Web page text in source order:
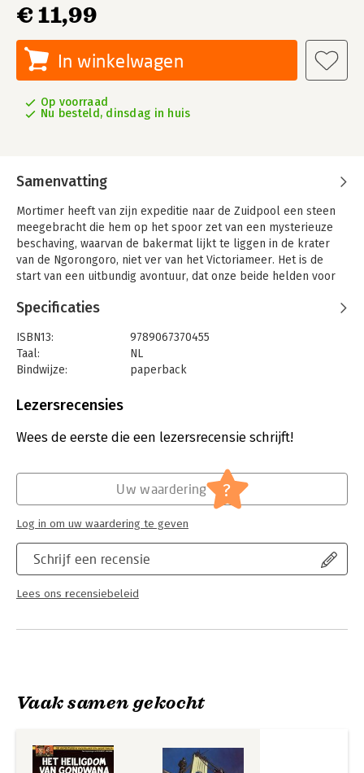
€ 11,99
In winkelwagen
Op voorraad
Nu besteld, dinsdag in huis
Samenvatting
Mortimer heeft van zijn expeditie naar de Zuidpool een steen
meegebracht die hem op het spoor zet van een mysterieuze
beschaving, waarvan de bakermat lijkt te liggen in de krater
van de Ngorongoro, niet ver van het Victoriameer. Het is de
start van een uitbundig avontuur, dat onze beide helden voor
en Tanzania) brengt.
Specificaties
ISBN13:
9789067370455
Taal:
NL
Bindwijze:
paperback
Uitgever:
Verschijningsdatum:
13-11-2020
Lezersrecensies
Wees de eerste die een lezersrecensie schrijft!
Schrijf een recensie
Lees ons recensiebeleid
Uw waardering ?
Log in om uw waardering te geven
Vaak samen gekocht